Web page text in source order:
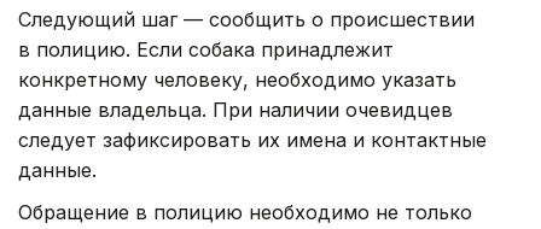
Следующий шаг — сообщить о происшествии
в полицию. Если собака принадлежит
конкретному человеку, необходимо указать
данные владельца. При наличии очевидцев
следует зафиксировать их имена и контактные
данные.
Обращение в полицию необходимо не только